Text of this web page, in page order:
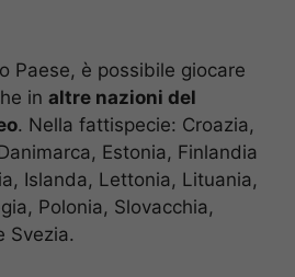
Paese, è possibile giocare
in altre nazioni del
. Nella fattispecie: Croazia,
Estonia, Finlandia
Islanda, Lettonia, Lituania,
Polonia, Slovacchia,
Svezia.